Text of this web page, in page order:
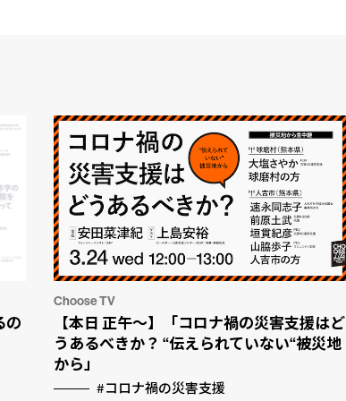
の
Choose TV
【本日 正午〜】「コロナ禍の災害支援はど
うあるべきか？ “伝えられていない“被災地
から」
#コロナ禍の災害支援